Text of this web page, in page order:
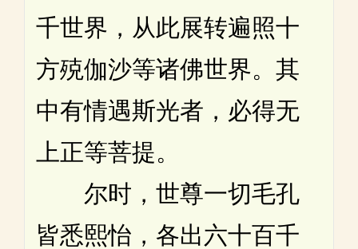
千世界，从此展转遍照十
方殑伽沙等诸佛世界。其
中有情遇斯光者，必得无
上正等菩提。
尔时，世尊一切毛孔
皆悉熙怡，各出六十百千